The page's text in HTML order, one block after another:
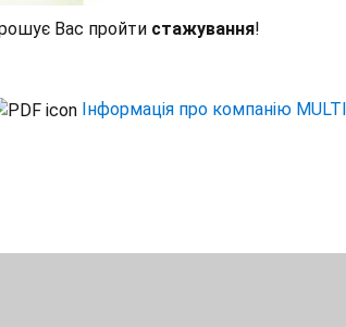
Вас пройти стажування!
Інформація про компанію